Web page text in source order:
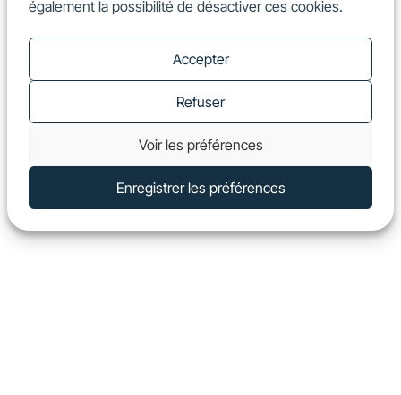
également la possibilité de désactiver ces cookies.
Accepter
Refuser
Voir les préférences
Enregistrer les préférences